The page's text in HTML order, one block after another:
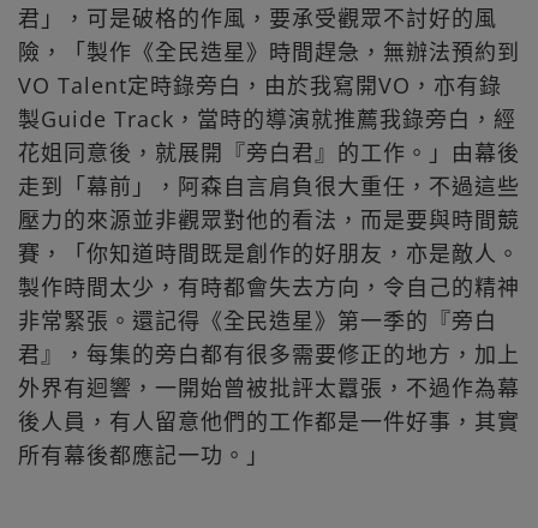
君」，可是破格的作風，要承受觀眾不討好的風
險，「製作《全民造星》時間趕急，無辦法預約到
VO Talent定時錄旁白，由於我寫開VO，亦有錄
製Guide Track，當時的導演就推薦我錄旁白，經
花姐同意後，就展開『旁白君』的工作。」由幕後
走到「幕前」，阿森自言肩負很大重任，不過這些
壓力的來源並非觀眾對他的看法，而是要與時間競
賽，「你知道時間既是創作的好朋友，亦是敵人。
製作時間太少，有時都會失去方向，令自己的精神
非常緊張。還記得《全民造星》第一季的『旁白
君』，每集的旁白都有很多需要修正的地方，加上
外界有迴響，一開始曾被批評太囂張，不過作為幕
後人員，有人留意他們的工作都是一件好事，其實
所有幕後都應記一功。」